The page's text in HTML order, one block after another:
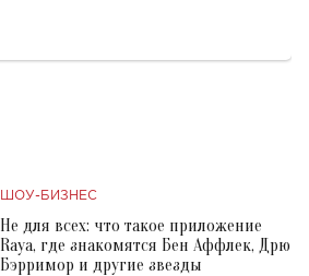
ШОУ-БИЗНЕС
Не для всех: что такое приложение
Raya, где знакомятся Бен Аффлек, Дрю
Бэрримор и другие звезды